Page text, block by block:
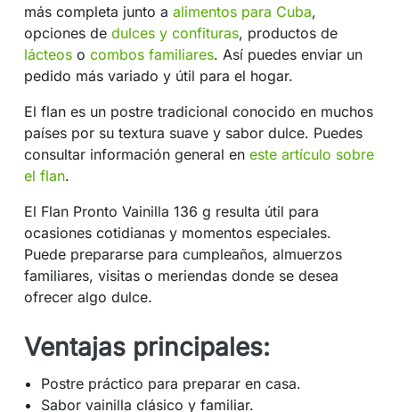
más completa junto a alimentos para Cuba,
opciones de dulces y confituras, productos de
lácteos o combos familiares. Así puedes enviar un
pedido más variado y útil para el hogar.
El flan es un postre tradicional conocido en muchos
países por su textura suave y sabor dulce. Puedes
consultar información general en este artículo sobre
el flan.
El Flan Pronto Vainilla 136 g resulta útil para
ocasiones cotidianas y momentos especiales.
Puede prepararse para cumpleaños, almuerzos
familiares, visitas o meriendas donde se desea
ofrecer algo dulce.
Ventajas principales:
Postre práctico para preparar en casa.
Sabor vainilla clásico y familiar.